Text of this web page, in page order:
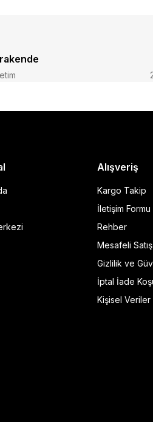
Alışveriş
Kargo Takip
İletişim Formu
Rehber
Mesafeli
Gizlilik ve
İptal İade
Kişisel Veriler